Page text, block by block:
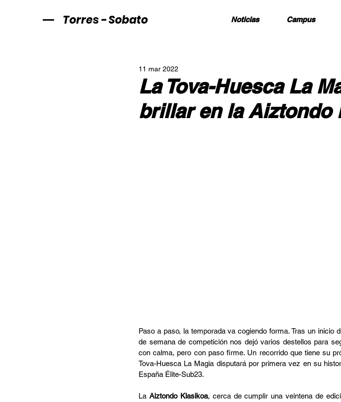
Torres - Sobato Noticias Campus
La Tova-Huesca La
brillar en la Aiztondo
11 mar 2022
Paso a paso, la temporada va cogiendo forma. Tras un
de semana de competición nos dejó varios destellos para
con calma, pero con paso firme. Un recorrido que tiene su
Tova-Huesca La Magia disputará por primera vez en su
España Élite-Sub23.
La Aiztondo Klasikoa, cerca de cumplir una veintena de